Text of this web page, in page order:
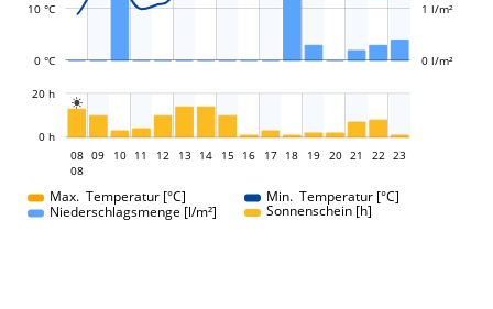
0 °C
10 °C
0 l/m²
1 l/m²

0 h
20 h
08
08
08
09 10 11 12 13 14 15 16 17 18 19 20 21 22 23
Max. Temperatur [°C]
Min. Temperatur [°C]
Niederschlagsmenge [l/m²]
Sonnenschein [h]